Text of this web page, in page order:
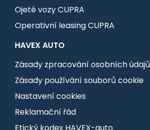
Ojeté vozy CUPRA
Operativní leasing CUPRA
HAVEX AUTO
Zásady zpracování osobních údajů
Zásady používání souborů cookie
Nastavení cookies
Reklamační řád